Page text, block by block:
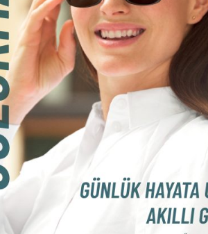
oluşur. Bu da hoş olmayan göz
için oluşturulan polarize camlar her
Polarize camlar kamaşma sebebiyle
Özellikle araç süren, dış mekan
Hoya Polarize Camların
seyahat edenler, sürücüler, su ve
kamaşmaya karşı duyarlı olan kişiler